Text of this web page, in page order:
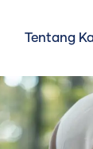
Tentang